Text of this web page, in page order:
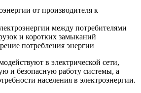
от производителя к
между потребителями
и коротких замыканий
потребления энергии
в электрической сети,
и безопасную работу системы, а
населения в электроэнергии.